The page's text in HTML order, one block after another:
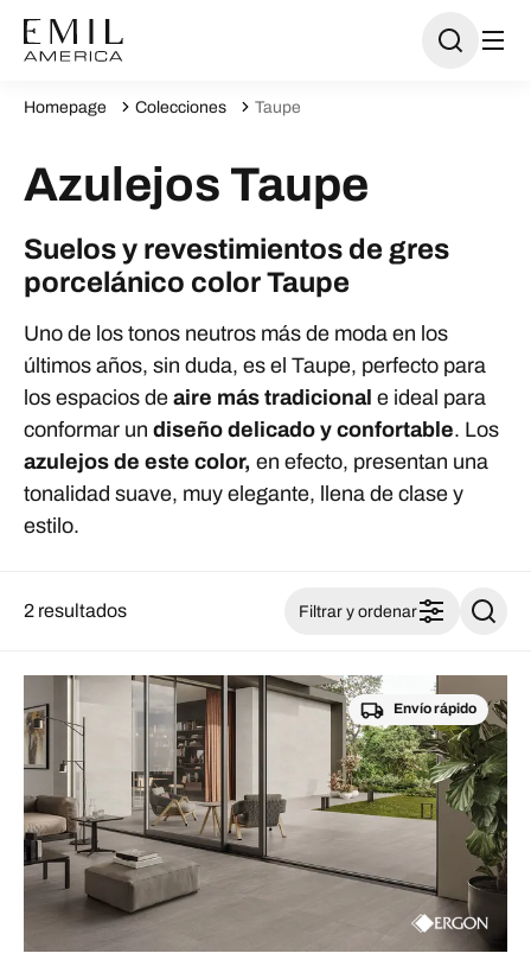
Homepage Colecciones Taupe
Azulejos Taupe
Suelos y revestimientos de gres
porcelánico color Taupe
Uno de los tonos neutros más de moda en los
últimos años, sin duda, es el Taupe, perfecto para
los espacios de aire más tradicional e ideal para
conformar un diseño delicado y confortable. Los
azulejos de este color, en efecto, presentan una
tonalidad suave, muy elegante, llena de clase y
estilo.
2 resultados Filtrar y ordenar
Envío rápido